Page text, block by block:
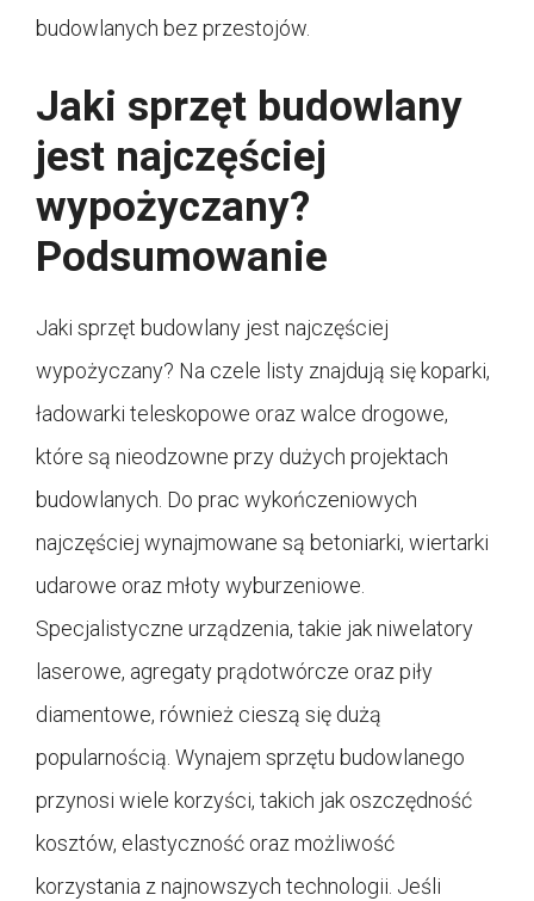
budowlanych bez przestojów.
Jaki sprzęt budowlany
jest najczęściej
wypożyczany?
Podsumowanie
Jaki sprzęt budowlany jest najczęściej
wypożyczany? Na czele listy znajdują się koparki,
ładowarki teleskopowe oraz walce drogowe,
które są nieodzowne przy dużych projektach
budowlanych. Do prac wykończeniowych
najczęściej wynajmowane są betoniarki, wiertarki
udarowe oraz młoty wyburzeniowe.
Specjalistyczne urządzenia, takie jak niwelatory
laserowe, agregaty prądotwórcze oraz piły
diamentowe, również cieszą się dużą
popularnością. Wynajem sprzętu budowlanego
przynosi wiele korzyści, takich jak oszczędność
kosztów, elastyczność oraz możliwość
korzystania z najnowszych technologii. Jeśli